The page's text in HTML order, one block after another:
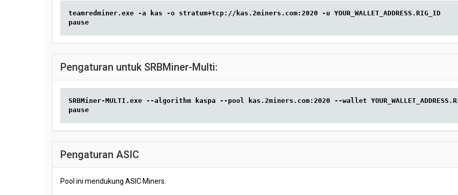
teamredminer.exe -a kas -o stratum+tcp://kas.2miners.com:2020 -u YOUR_WALLET_ADDRESS.RIG_ID
pause
Pengaturan untuk SRBMiner-Multi:
SRBMiner-MULTI.exe --algorithm kaspa --pool kas.2miners.com:2020 --wallet
pause
Pengaturan ASIC
Pool ini mendukung ASIC Miners.